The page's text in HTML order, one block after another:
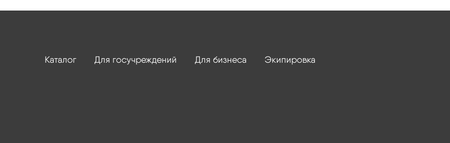
Каталог Для госучреждений Для бизнеса Экипировка